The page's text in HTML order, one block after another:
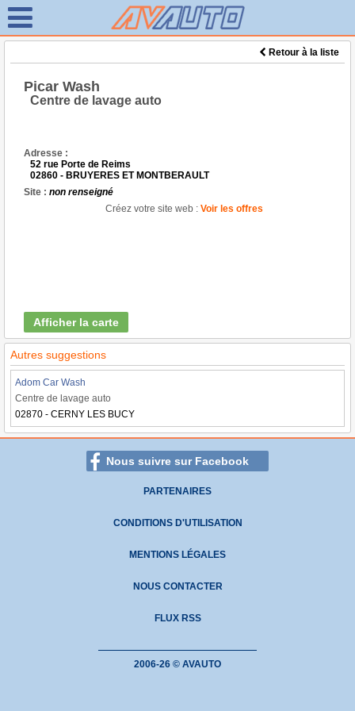
Retour à la liste
Picar Wash
Centre de lavage auto
Adresse :
52 rue Porte de Reims
02860 - BRUYERES ET MONTBERAULT
Site : non renseigné
Créez votre site web : Voir les offres
Afficher la carte
Autres suggestions
Adom Car Wash
Centre de lavage auto
02870 - CERNY LES BUCY
Nous suivre sur Facebook
PARTENAIRES
CONDITIONS D'UTILISATION
MENTIONS LÉGALES
NOUS CONTACTER
FLUX RSS
2006-26 © AVAUTO